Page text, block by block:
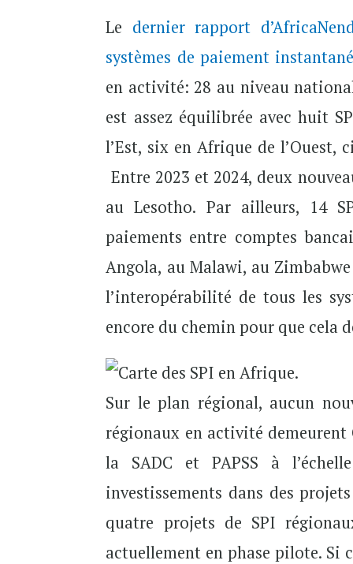
Le dernier rapport
systèmes de paiement
en activité: 28 au niveau
est assez équilibrée avec huit
l’Est, six en Afrique de l’Ouest,
Entre 2023 et 2024, deux
au Lesotho. Par ailleurs, 14
paiements entre comptes
Angola, au Malawi, au
l’interopérabilité de tous les
encore du chemin pour que cela
Sur le plan régional, aucun
régionaux en activité demeurent
la SADC et PAPSS à
investissements dans des
quatre projets de SPI
actuellement en phase pilote. Si